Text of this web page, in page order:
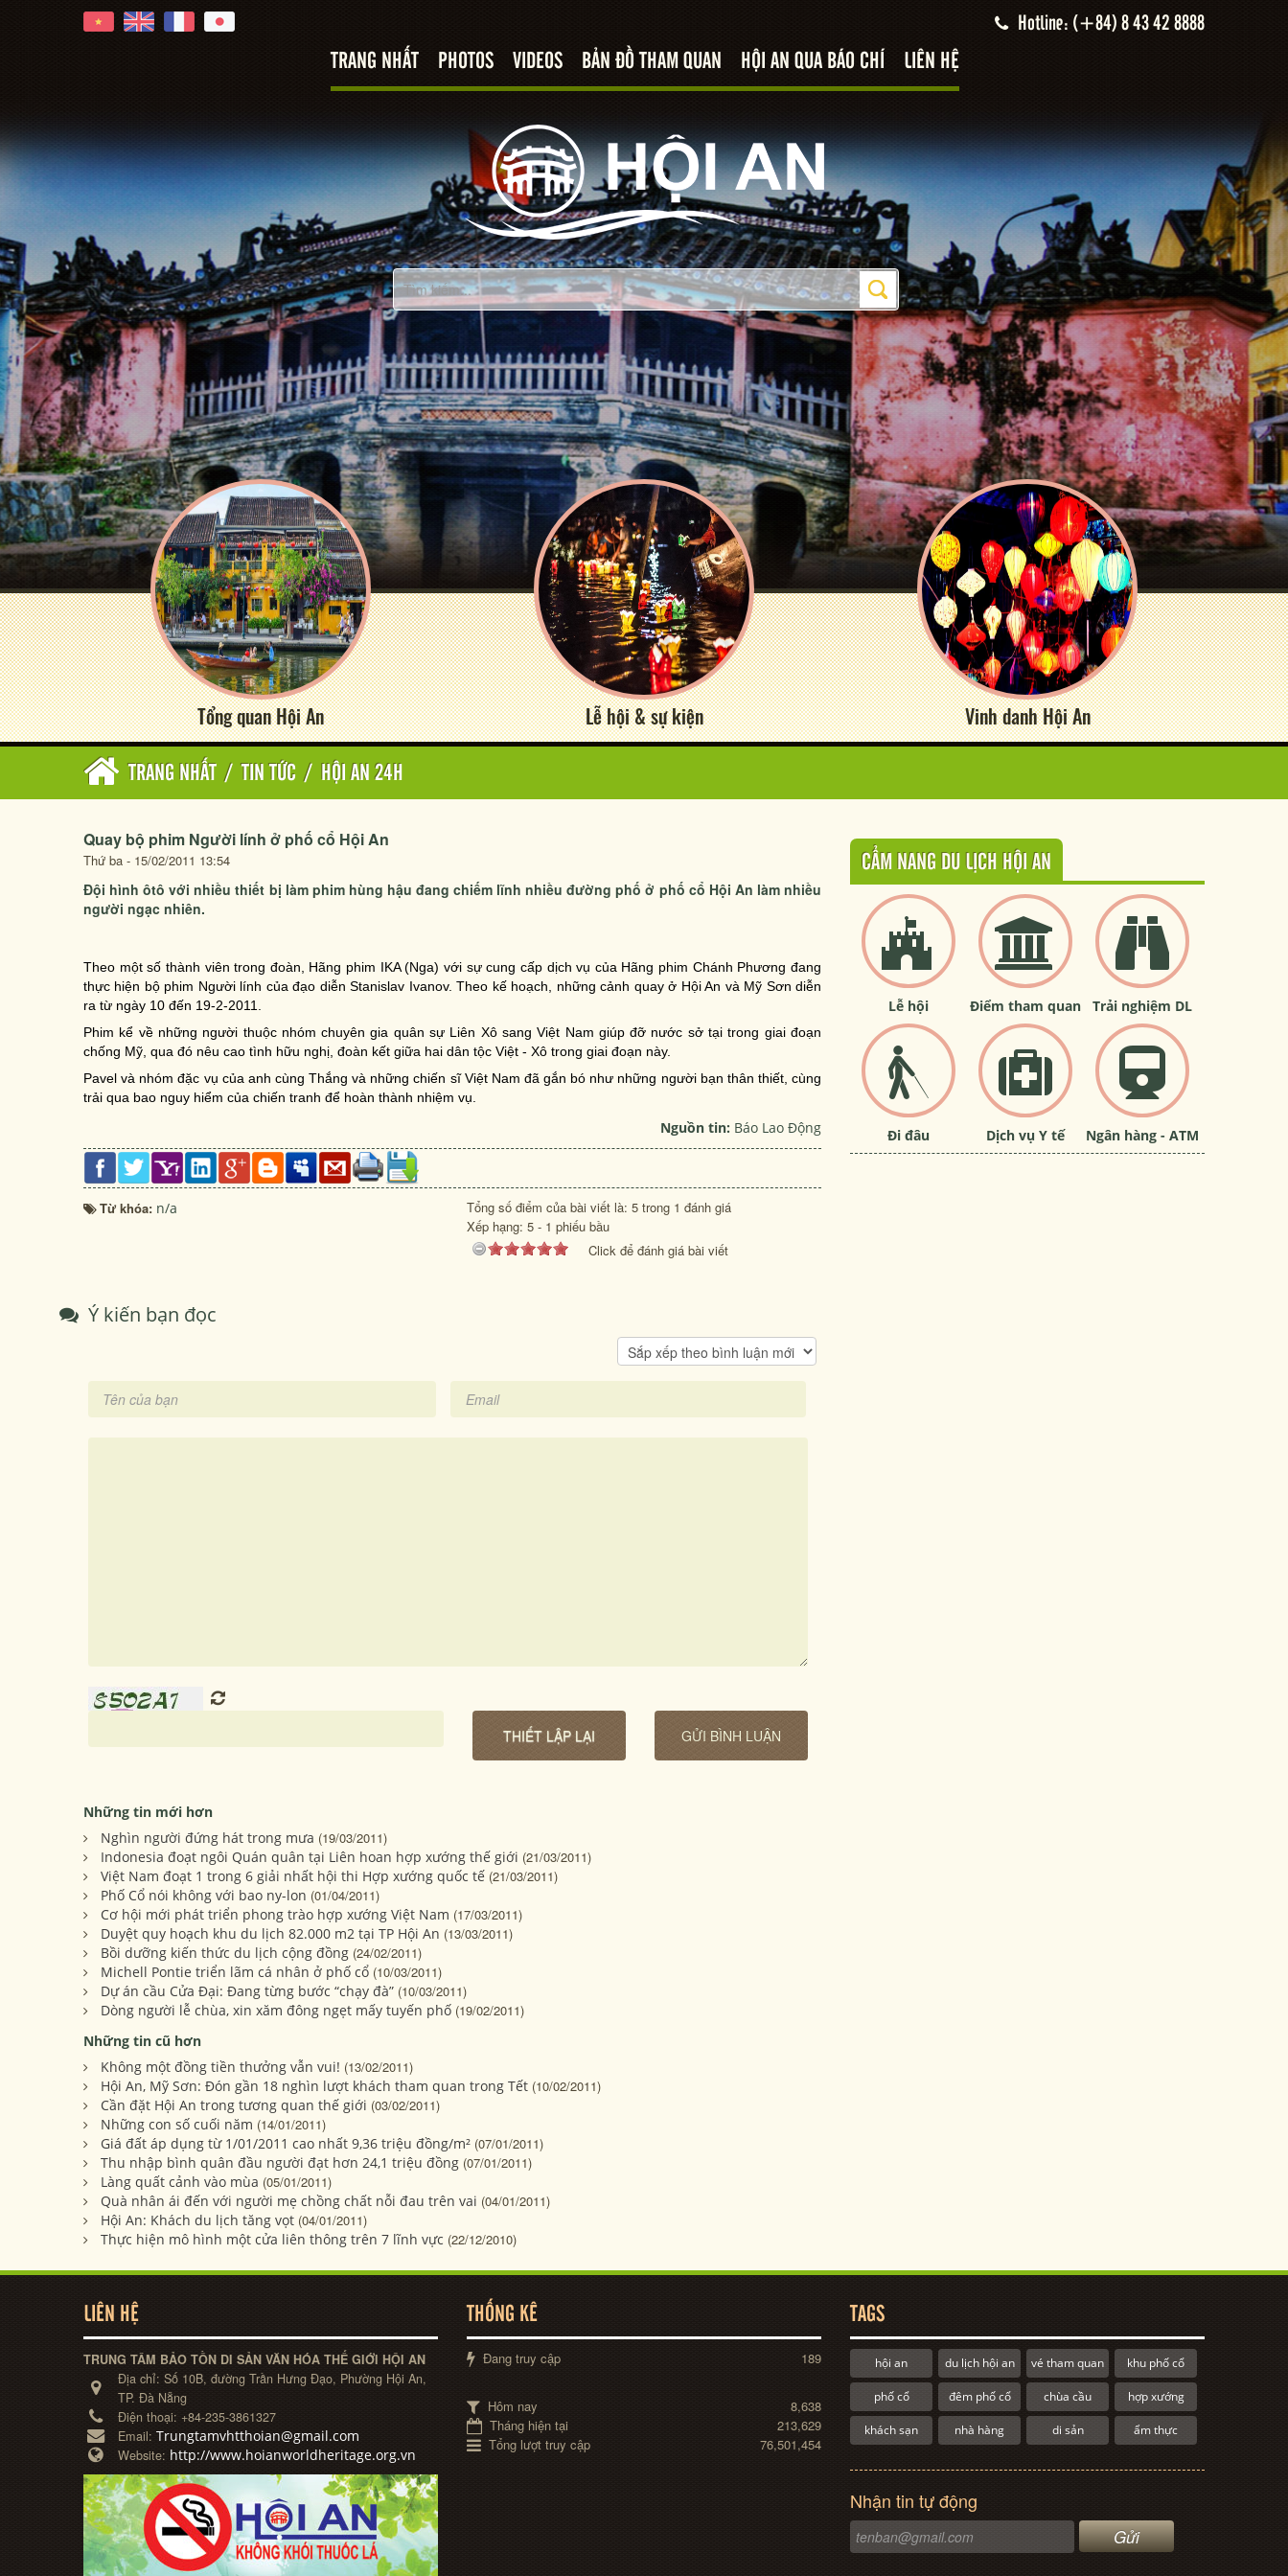
Hotline: (+84) 8 43 42 8888
TRANG NHẤT PHOTOS VIDEOS BẢN ĐỒ THAM QUAN HỘI AN QUA BÁO CHÍ LIÊN HỆ
Tổng quan Hội An Lễ hội & sự kiện Vinh danh Hội An
TRANG NHẤT / TIN TỨC / HỘI AN 24H
Quay bộ phim Người lính ở phố cổ Hội An
Thứ ba - 15/02/2011 13:54
Đội hình ôtô với nhiều thiết bị làm phim hùng hậu đang chiếm lĩnh nhiều đường phố ở phố cổ Hội An làm nhiều
người ngạc nhiên.
Theo một số thành viên trong đoàn, Hãng phim IKA (Nga) với sự cung cấp dịch vụ của Hãng phim Chánh Phương đang
thực hiện bộ phim Người lính của đạo diễn Stanislav Ivanov. Theo kế hoạch, những cảnh quay ở Hội An và Mỹ Sơn diễn
ra từ ngày 10 đến 19-2-2011.
Phim kể về những người thuộc nhóm chuyên gia quân sự Liên Xô sang Việt Nam giúp đỡ nước sở tại trong giai đoạn
chống Mỹ, qua đó nêu cao tình hữu nghị, đoàn kết giữa hai dân tộc Việt - Xô trong giai đoạn này.
Pavel và nhóm đặc vụ của anh cùng Thắng và những chiến sĩ Việt Nam đã gắn bó như những người bạn thân thiết, cùng
trải qua bao nguy hiểm của chiến tranh để hoàn thành nhiệm vụ.
Nguồn tin: Báo Lao Động
Từ khóa: n/a
Tổng số điểm của bài viết là: 5 trong 1 đánh giá
Xếp hạng: 5 - 1 phiếu bầu
Click để đánh giá bài viết
Ý kiến bạn đọc
Những tin mới hơn
Nghìn người đứng hát trong mưa (19/03/2011)
Indonesia đoạt ngôi Quán quân tại Liên hoan hợp xướng thế giới (21/03/2011)
Việt Nam đoạt 1 trong 6 giải nhất hội thi Hợp xướng quốc tế (21/03/2011)
Phố Cổ nói không với bao ny-lon (01/04/2011)
Cơ hội mới phát triển phong trào hợp xướng Việt Nam (17/03/2011)
Duyệt quy hoạch khu du lịch 82.000 m2 tại TP Hội An (13/03/2011)
Bồi dưỡng kiến thức du lịch cộng đồng (24/02/2011)
Michell Pontie triển lãm cá nhân ở phố cổ (10/03/2011)
Dự án cầu Cửa Đại: Đang từng bước “chạy đà” (10/03/2011)
Dòng người lễ chùa, xin xăm đông ngẹt mấy tuyến phố (19/02/2011)
Những tin cũ hơn
Không một đồng tiền thưởng vẫn vui! (13/02/2011)
Hội An, Mỹ Sơn: Đón gần 18 nghìn lượt khách tham quan trong Tết (10/02/2011)
Cần đặt Hội An trong tương quan thế giới (03/02/2011)
Những con số cuối năm (14/01/2011)
Giá đất áp dụng từ 1/01/2011 cao nhất 9,36 triệu đồng/m² (07/01/2011)
Thu nhập bình quân đầu người đạt hơn 24,1 triệu đồng (07/01/2011)
Làng quất cảnh vào mùa (05/01/2011)
Quà nhân ái đến với người mẹ chồng chất nỗi đau trên vai (04/01/2011)
Hội An: Khách du lịch tăng vọt (04/01/2011)
Thực hiện mô hình một cửa liên thông trên 7 lĩnh vực (22/12/2010)
CẨM NANG DU LỊCH HỘI AN
Lễ hội Điểm tham quan Trải nghiệm DL
Đi đâu Dịch vụ Y tế Ngân hàng - ATM
LIÊN HỆ
TRUNG TÂM BẢO TỒN DI SẢN VĂN HÓA THẾ GIỚI HỘI AN
Địa chỉ: Số 10B, đường Trần Hưng Đạo, Phường Hội An,
TP. Đà Nẵng
Điện thoại: +84-235-3861327
Email: Trungtamvhtthoian@gmail.com
Website: http://www.hoianworldheritage.org.vn
THỐNG KÊ
Đang truy cập 189
Hôm nay
8,638
Tháng hiện tại
213,629
Tổng lượt truy cập
76,501,454
TAGS
hội an du lịch hội an vé tham quan khu phố cổ
phố cổ đêm phố cổ chùa cầu hợp xướng
khách sạn nhà hàng di sản ẩm thực
Nhận tin tự động